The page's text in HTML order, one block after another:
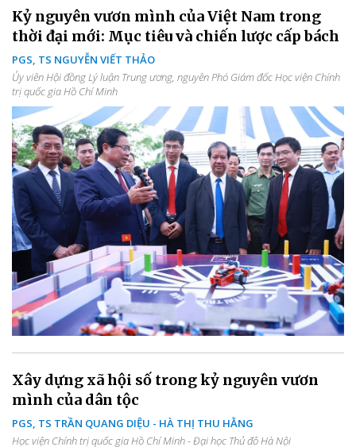
Kỷ nguyên vươn mình của Việt Nam trong
thời đại mới: Mục tiêu và chiến lược cấp bách
PGS, TS NGUYỄN VIẾT THẢO
Ủy viên Hội đồng Lý luận Trung ương, nguyên Phó Giám đốc Học viện Chính
trị quốc gia Hồ Chí Minh
Xây dựng xã hội số trong kỷ nguyên vươn
mình của dân tộc
PGS, TS TRẦN QUANG DIỆU - HÀ THỊ THU HẰNG
Học viện Chính trị quốc gia Hồ Chí Minh - Đại học Thủ đô Hà Nội